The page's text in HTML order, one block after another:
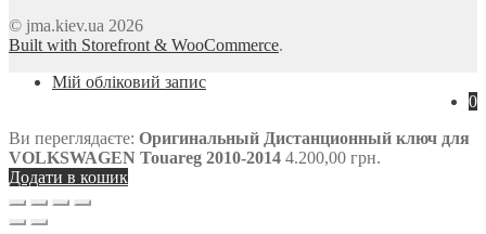
© jma.kiev.ua 2026
Built with Storefront & WooCommerce.
Мій обліковий запис
0
Ви переглядаєте: Оригинальный Дистанционный ключ для
VOLKSWAGEN Touareg 2010-2014 4.200,00 грн.
Додати в кошик